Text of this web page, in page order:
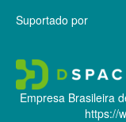
Suportado por
Empresa Brasileira
https://